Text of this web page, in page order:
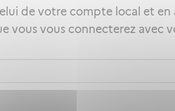
de votre compte local et
vous vous connecterez avec